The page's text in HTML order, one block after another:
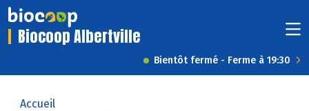
Biocoop Albertville
Bientôt fermé - Ferme à 19:30
Accueil